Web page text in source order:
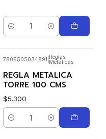
Cantidad
7806505034891 Reglas
Metálicas
REGLA METALICA
TORRE 100 CMS
$5.300
Cantidad